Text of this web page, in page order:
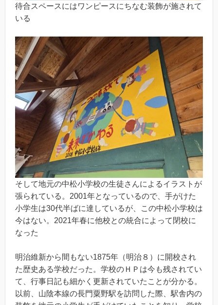
待合スペースにはワンピースにちなむ装飾が施されて
いる
そして地元の中松小学校の生徒さんによるイラストが
張られている。2001年となっているので、手がけた
小学生は30代半ばに達しているが、この中松小学校は
今はない。2021年春に他校との統合によって閉校に
なった
明治維新から間もない1875年（明治８）に開校され
た歴史ある学校だった。学校のＨＰは今も残されてい
て、行事日記も細かく更新されていたことが分かる。
以前、山陰本線の長門粟野駅を訪問した際、駅舎内の